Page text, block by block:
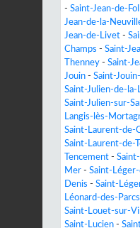
- Saint-Jean-de-
Jean-de-la-
Jean-de-Livet -
Champs - Saint-
Thenney - Saint-
Jouin - Saint-
Saint-Julien-de-la-
Saint-Julien-sur-
Langis-lès-
Saint-Laurent-de-
Saint-Laurent-de-
Tencement -
Mer - Saint-
Denis - Saint-
Léonard-des-Parcs
Saint-Louet-sur-
Saint-Lucien -